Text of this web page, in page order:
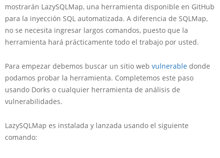
mostrarán LazySQLMap, una herramienta disponible en GitHub
para la inyección SQL automatizada. A diferencia de SQLMap,
no se necesita ingresar largos comandos, puesto que la
herramienta hará prácticamente todo el trabajo por usted.
Para empezar debemos buscar un sitio web vulnerable donde
podamos probar la herramienta. Completemos este paso
usando Dorks o cualquier herramienta de análisis de
vulnerabilidades.
LazySQLMap es instalada y lanzada usando el siguiente
comando: